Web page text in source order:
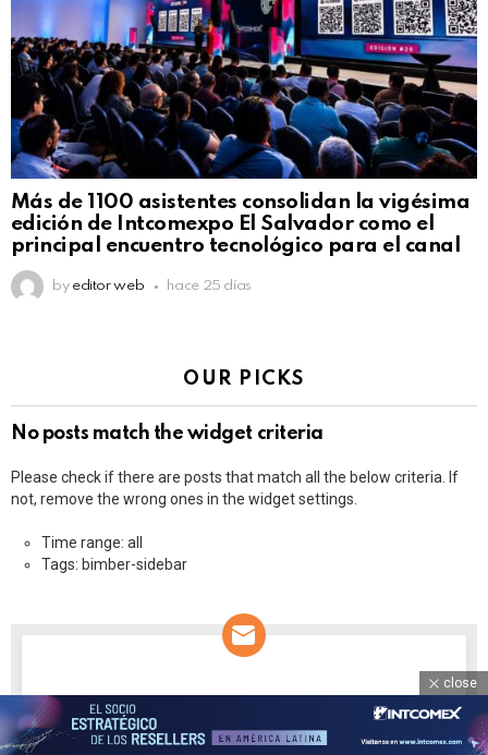
Más de 1100 asistentes consolidan la vigésima
edición de Intcomexpo El Salvador como el
principal encuentro tecnológico para el canal
by editor web hace 25 días
OUR PICKS
No posts match the widget criteria
Please check if there are posts that match all the below criteria. If
not, remove the wrong ones in the widget settings.
Time range: all
Tags: bimber-sidebar
close